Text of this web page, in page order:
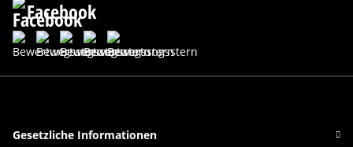
Facebook
Gesetzliche Informationen